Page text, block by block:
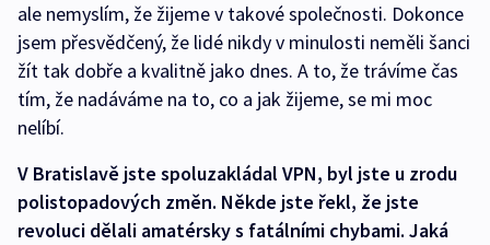
ale nemyslím, že žijeme v takové společnosti. Dokonce
jsem přesvědčený, že lidé nikdy v minulosti neměli šanci
žít tak dobře a kvalitně jako dnes. A to, že trávíme čas
tím, že nadáváme na to, co a jak žijeme, se mi moc
nelíbí.
V Bratislavě jste spoluzakládal VPN, byl jste u zrodu
polistopadových změn. Někde jste řekl, že jste
revoluci dělali amatérsky s fatálními chybami. Jaká